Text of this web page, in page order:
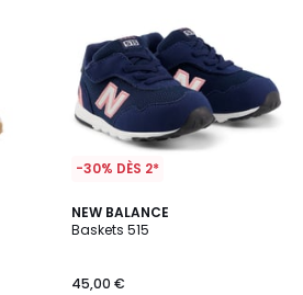
-30% DÈS 2*
NEW BALANCE
Baskets 515
45,00 €